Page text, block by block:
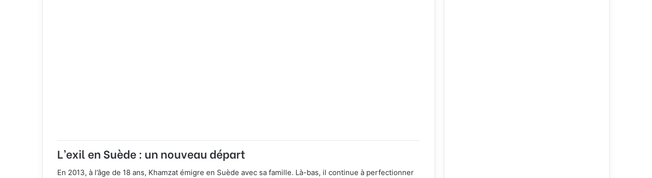
L’exil en Suède : un nouveau départ
En 2013, à l’âge de 18 ans, Khamzat émigre en Suède avec sa famille. Là-bas, il continue à perfectionner